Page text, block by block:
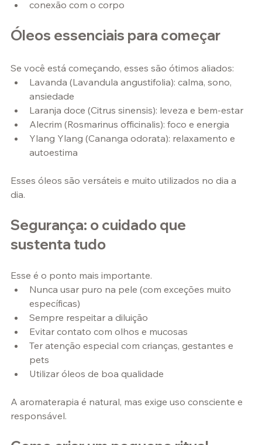
conexão com o corpo
Óleos essenciais para começar
Se você está começando, esses são ótimos aliados:
Lavanda (Lavandula angustifolia): calma, sono,
ansiedade
Laranja doce (Citrus sinensis): leveza e bem-estar
Alecrim (Rosmarinus officinalis): foco e energia
Ylang Ylang (Cananga odorata): relaxamento e
autoestima
Esses óleos são versáteis e muito utilizados no dia a
dia.
Segurança: o cuidado que
sustenta tudo
Esse é o ponto mais importante.
Nunca usar puro na pele (com exceções muito
específicas)
Sempre respeitar a diluição
Evitar contato com olhos e mucosas
Ter atenção especial com crianças, gestantes e
pets
Utilizar óleos de boa qualidade
A aromaterapia é natural, mas exige uso consciente e
responsável.